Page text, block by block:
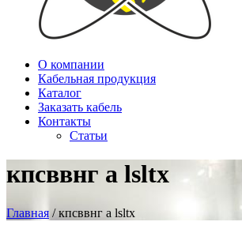
О компании
Кабельная продукция
Каталог
Заказать кабель
Контакты
Статьи
кпсввнг а lsltx
Главная / кпсввнг а lsltx